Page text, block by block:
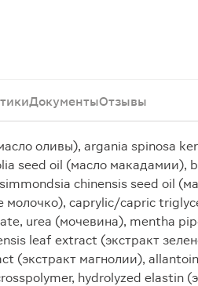
ДокументыОтзывы
оливы), argania spinosa
seed oil (масло макадамии),
chinensis seed oil
молочко), caprylic/capric
urea (мочевина), mentha
leaf extract (экстракт
(экстракт магнолии),
hydrolyzed elastin